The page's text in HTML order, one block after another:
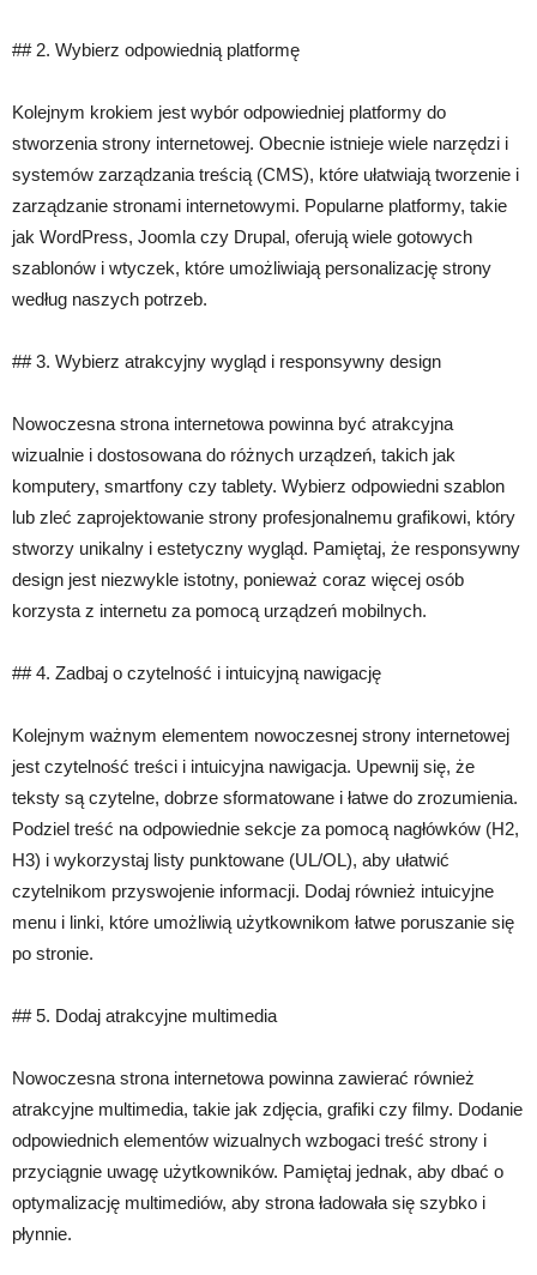
## 2. Wybierz odpowiednią platformę
Kolejnym krokiem jest wybór odpowiedniej platformy do
stworzenia strony internetowej. Obecnie istnieje wiele narzędzi i
systemów zarządzania treścią (CMS), które ułatwiają tworzenie i
zarządzanie stronami internetowymi. Popularne platformy, takie
jak WordPress, Joomla czy Drupal, oferują wiele gotowych
szablonów i wtyczek, które umożliwiają personalizację strony
według naszych potrzeb.
## 3. Wybierz atrakcyjny wygląd i responsywny design
Nowoczesna strona internetowa powinna być atrakcyjna
wizualnie i dostosowana do różnych urządzeń, takich jak
komputery, smartfony czy tablety. Wybierz odpowiedni szablon
lub zleć zaprojektowanie strony profesjonalnemu grafikowi, który
stworzy unikalny i estetyczny wygląd. Pamiętaj, że responsywny
design jest niezwykle istotny, ponieważ coraz więcej osób
korzysta z internetu za pomocą urządzeń mobilnych.
## 4. Zadbaj o czytelność i intuicyjną nawigację
Kolejnym ważnym elementem nowoczesnej strony internetowej
jest czytelność treści i intuicyjna nawigacja. Upewnij się, że
teksty są czytelne, dobrze sformatowane i łatwe do zrozumienia.
Podziel treść na odpowiednie sekcje za pomocą nagłówków (H2,
H3) i wykorzystaj listy punktowane (UL/OL), aby ułatwić
czytelnikom przyswojenie informacji. Dodaj również intuicyjne
menu i linki, które umożliwią użytkownikom łatwe poruszanie się
po stronie.
## 5. Dodaj atrakcyjne multimedia
Nowoczesna strona internetowa powinna zawierać również
atrakcyjne multimedia, takie jak zdjęcia, grafiki czy filmy. Dodanie
odpowiednich elementów wizualnych wzbogaci treść strony i
przyciągnie uwagę użytkowników. Pamiętaj jednak, aby dbać o
optymalizację multimediów, aby strona ładowała się szybko i
płynnie.